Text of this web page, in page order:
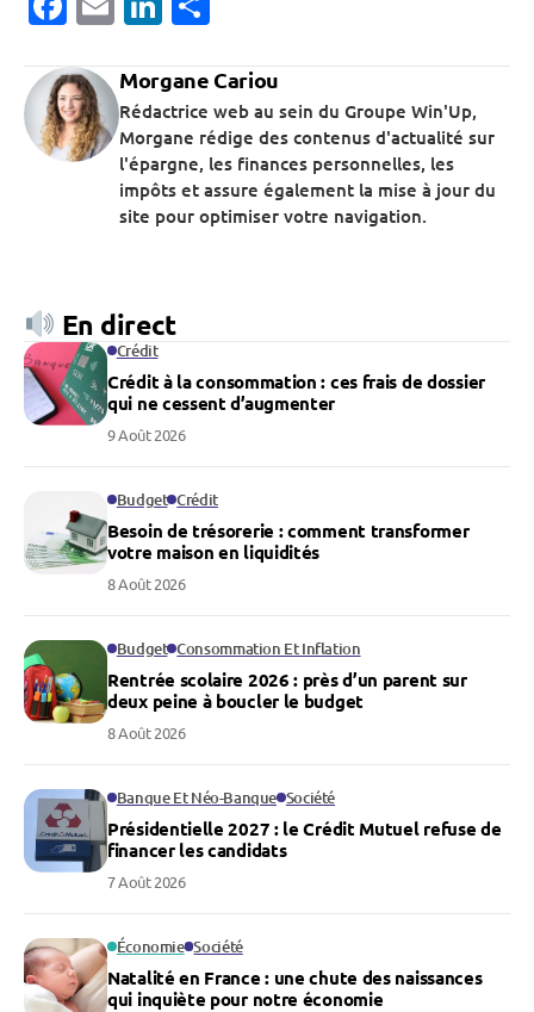
Morgane Cariou
Rédactrice web au sein du Groupe Win'Up,
Morgane rédige des contenus d'actualité sur
l'épargne, les finances personnelles, les
impôts et assure également la mise à jour du
site pour optimiser votre navigation.
En direct
Crédit
Crédit à la consommation : ces frais de dossier
qui ne cessent d’augmenter
9 Août 2026
Budget Crédit
Besoin de trésorerie : comment transformer
votre maison en liquidités
8 Août 2026
Budget Consommation Et Inflation
Rentrée scolaire 2026 : près d’un parent sur
deux peine à boucler le budget
8 Août 2026
Banque Et Néo-Banque Société
Présidentielle 2027 : le Crédit Mutuel refuse de
financer les candidats
7 Août 2026
Économie Société
Natalité en France : une chute des naissances
qui inquiète pour notre économie